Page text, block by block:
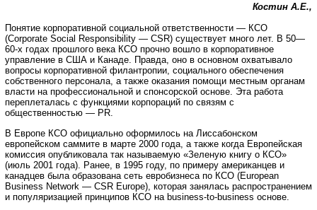
Костин А.Е.,
Понятие корпоративной социальной ответственности — КСО
(Corporate Social Responsibility — CSR) существует много лет. В 50—
60-х годах прошлого века КСО прочно вошло в корпоративное
управление в США и Канаде. Правда, оно в основном охватывало
вопросы корпоративной филантропии, социального обеспечения
собственного персонала, а также оказания помощи местным органам
власти на профессиональной и спонсорской основе. Эта работа
переплеталась с функциями корпораций по связям с
общественностью — PR.
В Европе КСО официально оформилось на Лиссабонском
европейском саммите в марте 2000 года, а также когда Европейская
комиссия опубликовала так называемую «Зеленую книгу о КСО»
(июль 2001 года). Ранее, в 1995 году, по примеру американцев и
канадцев была образована сеть евробизнеса по КСО (European
Business Network — CSR Europe), которая занялась распространением
и популяризацией принципов КСО на business-to-business основе.